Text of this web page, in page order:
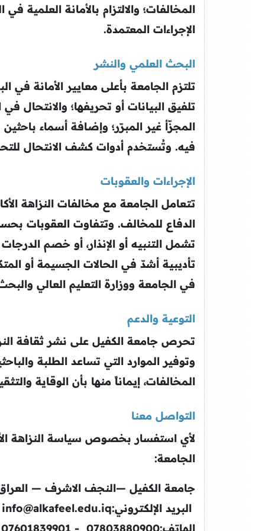
المخالفات؛ والالتزام بالأمانة
الإجراءات المعتمدة.
البحث العلمي والنشر
تلتزم الجامعة بأعلى معايير الأمانة في
تلفيق البيانات أو تحريفها؛ والانتحال
المجزّأ غير المبرّر؛ وإضافة أسماء
فيه. وتُستخدم أدوات كشف الانتحال
الإجراءات والعقوبات
تتعامل الجامعة مع مخالفات النزاهة
الدفاع للمخالف. وتتفاوت العقوبات
تشمل التنبيه أو الإنذار، أو خصم
تأديبية أشدّ في الحالات الجسيمة أو
في الجامعة ووزارة التعليم العالي
التوعية والدعم
تحرص جامعة الكفيل على نشر ثقافة
وتوفير الموارد التي تساعد الطلبة
المخالفات، إيماناً منها بأن الوقاية
التواصل معنا
لأي استفسار بخصوص سياسة النزاهة
الجامعة:
جامعة الكفيل —النجف الاشرف —
البريد الإلكتروني:info@alkafeel.edu.iq
الهاتف:07803880900 - 07601839901